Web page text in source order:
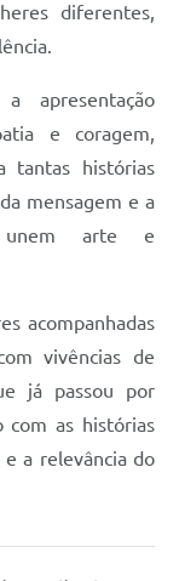
diferentes,
apresentação
e coragem,
tantas histórias
mensagem e a
unem arte e
acompanhadas
vivências de
já passou por
com as histórias
a relevância do